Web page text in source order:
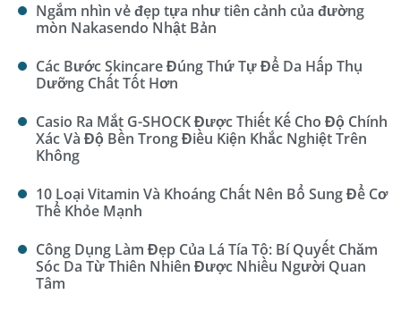
Ngắm nhìn vẻ đẹp tựa như tiên cảnh của đường
mòn Nakasendo Nhật Bản
Các Bước Skincare Đúng Thứ Tự Để Da Hấp Thụ
Dưỡng Chất Tốt Hơn
Casio Ra Mắt G-SHOCK Được Thiết Kế Cho Độ Chính
Xác Và Độ Bền Trong Điều Kiện Khắc Nghiệt Trên
Không
10 Loại Vitamin Và Khoáng Chất Nên Bổ Sung Để Cơ
Thể Khỏe Mạnh
Công Dụng Làm Đẹp Của Lá Tía Tô: Bí Quyết Chăm
Sóc Da Từ Thiên Nhiên Được Nhiều Người Quan
Tâm